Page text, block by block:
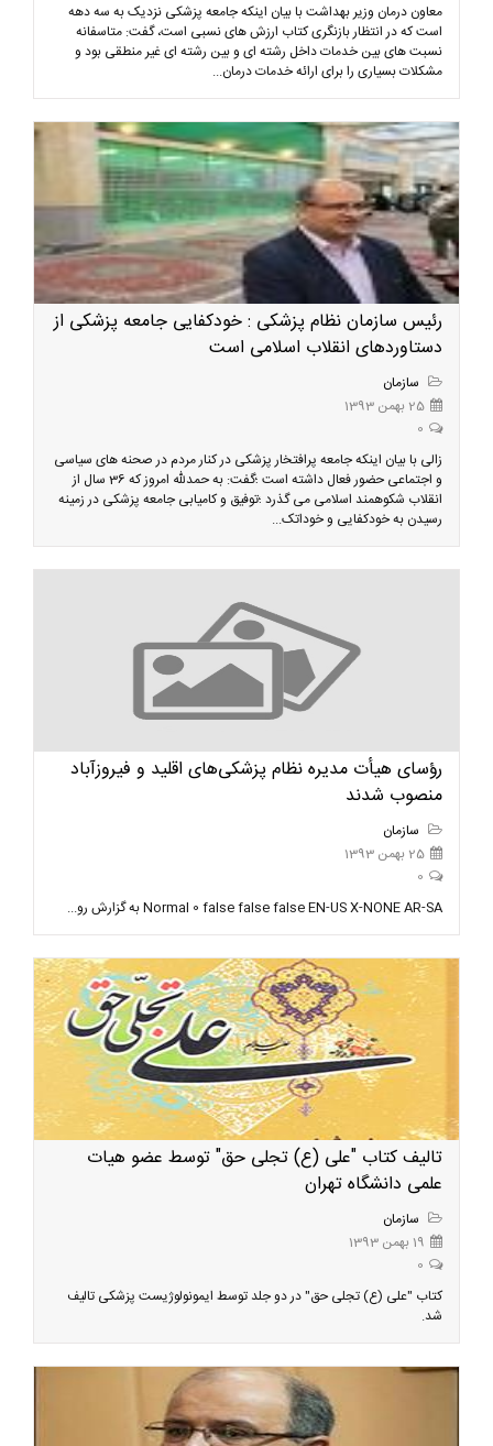
معاون درمان وزیر بهداشت با بیان اینکه جامعه پزشکی نزدیک به سه دهه
است که در انتظار بازنگری کتاب ارزش های نسبی است، گفت: متاسفانه
نسبت های بین خدمات داخل رشته ای و بین رشته ای غیر منطقی بود و
مشکلات بسیاری را برای ارائه خدمات درمان...
رئیس سازمان نظام پزشکی : خودکفایی جامعه پزشکی از
دستاوردهای انقلاب اسلامی است
سازمان
25 بهمن 1393
0
زالی با بیان اینکه جامعه پرافتخار پزشکی در کنار مردم در صحنه های سیاسی
و اجتماعی حضور فعال داشته است ؛گفت: به حمدلله امروز که 36 سال از
انقلاب شکوهمند اسلامی می گذرد ؛توفیق و کامیابی جامعه پزشکی در زمینه
رسیدن به خودکفایی و خوداتک...
رؤسای هیأت مدیره نظام پزشکی‌های اقلید و فیروزآباد
منصوب شدند
سازمان
25 بهمن 1393
0
Normal 0 false false false EN-US X-NONE AR-SA به گزارش رو...
تالیف کتاب "علی (ع) تجلی حق" توسط عضو هیات
علمی دانشگاه تهران
سازمان
19 بهمن 1393
0
کتاب "علی (ع) تجلی حق" در دو جلد توسط ایمونولوژیست پزشکی تالیف
شد.